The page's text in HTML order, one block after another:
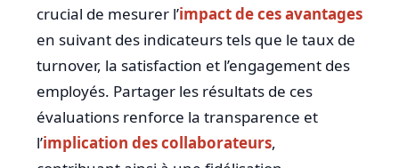
crucial de mesurer l’impact de ces avantages
en suivant des indicateurs tels que le taux de
turnover, la satisfaction et l’engagement des
employés. Partager les résultats de ces
évaluations renforce la transparence et
l’implication des collaborateurs,